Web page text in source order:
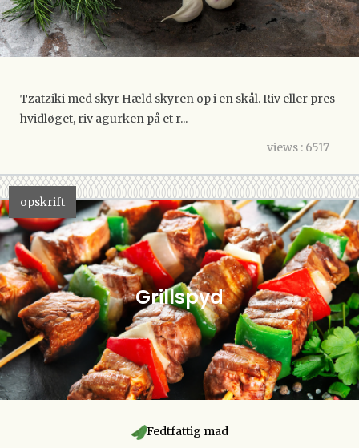
Tzatziki med skyr Hæld skyren op i en skål. Riv eller pres
hvidløget, riv agurken på et r...
views : 6517
opskrift
Grillspyd
Fedtfattig mad